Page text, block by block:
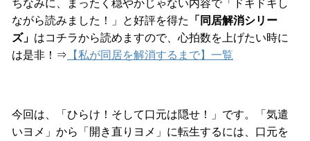
ちなみに、まったく穏やかじゃない内容で「ドキドキし
ながら読みました！」と好評を得た 「同居解消シリー
ズ」 はコチラから読めますので、心拍数を上げたい時に
は是非！⇒ 【私が同居を解消するまで】一覧
今回は、「ひらけ！そして口元は隠せ！」です。「気遣
いヨメ」から「開き直りヨメ」に転生するには、口元を